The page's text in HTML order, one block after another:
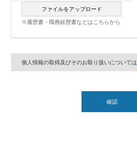
ファイルをアップロード
※履歴書・職務経歴書などはこちらから
個人情報の取得及びそのお取り扱いについては
確認